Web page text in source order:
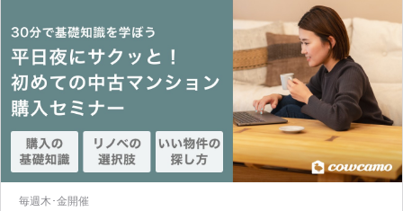
毎週木･金開催